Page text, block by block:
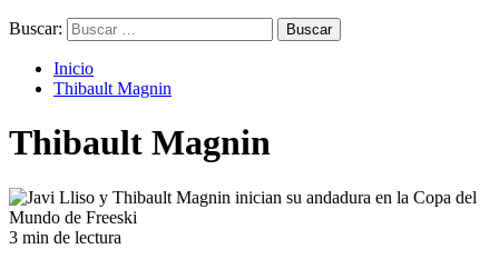
Buscar:
Inicio
Thibault Magnin
Thibault Magnin
3 min de lectura